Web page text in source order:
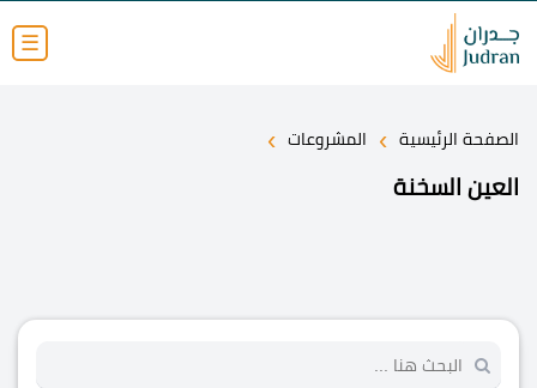
☰
الصفحة الرئيسية › المشروعات ›
العين السخنة